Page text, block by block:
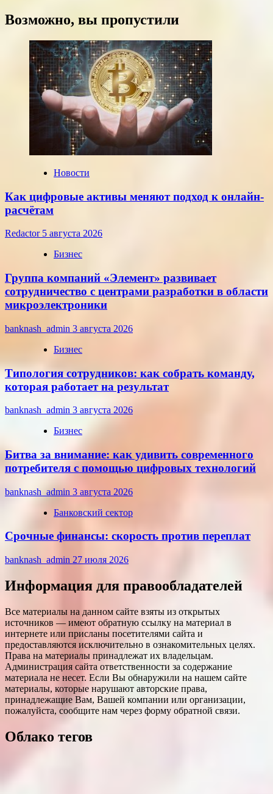
Курсы
и
евро,
установленные
ЦБ
РФ
на
среду,
22
июля
2026
года
Возможно, вы пропустили
Новости
Как цифровые активы меняют подход к онлайн-
расчётам
Redactor 5 августа 2026
Бизнес
Группа компаний «Элемент» развивает
сотрудничество с центрами разработки в области
микроэлектроники
banknash_admin 3 августа 2026
Бизнес
Типология сотрудников: как собрать команду,
которая работает на результат
banknash_admin 3 августа 2026
Бизнес
Битва за внимание: как удивить современного
потребителя с помощью цифровых технологий
banknash_admin 3 августа 2026
Банковский сектор
Срочные финансы: скорость против переплат
banknash_admin 27 июля 2026
Информация для правообладателей
Все материалы на данном сайте взяты из открытых
источников — имеют обратную ссылку на материал в
интернете или присланы посетителями сайта и
предоставляются исключительно в ознакомительных целях.
Права на материалы принадлежат их владельцам.
Администрация сайта ответственности за содержание
материала не несет. Если Вы обнаружили на нашем сайте
материалы, которые нарушают авторские права,
принадлежащие Вам, Вашей компании или организации,
пожалуйста, сообщите нам через форму обратной связи.
Облако тегов